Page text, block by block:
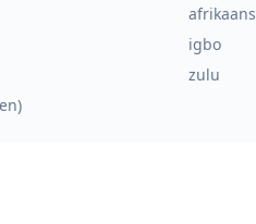
afrikaans
igbo
zulu